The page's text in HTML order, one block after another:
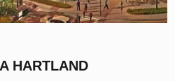
HARTLAND